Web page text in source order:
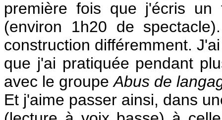
première fois que j'écris un
(environ 1h20 de
construction différemment.
que j'ai pratiquée pendant
avec le groupeAbus de
Et j'aime passer ainsi, dans